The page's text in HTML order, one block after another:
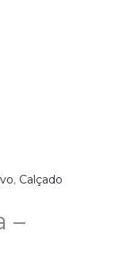
, Calçado
–